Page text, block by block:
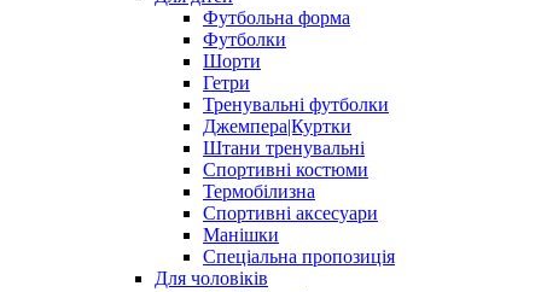
Футбольна форма
Футболки
Шорти
Гетри
Тренувальні футболки
Джемпера|Куртки
Штани тренувальні
Спортивні костюми
Термобілизна
Спортивні аксесуари
Манішки
Спеціальна пропозиція
Для чоловіків